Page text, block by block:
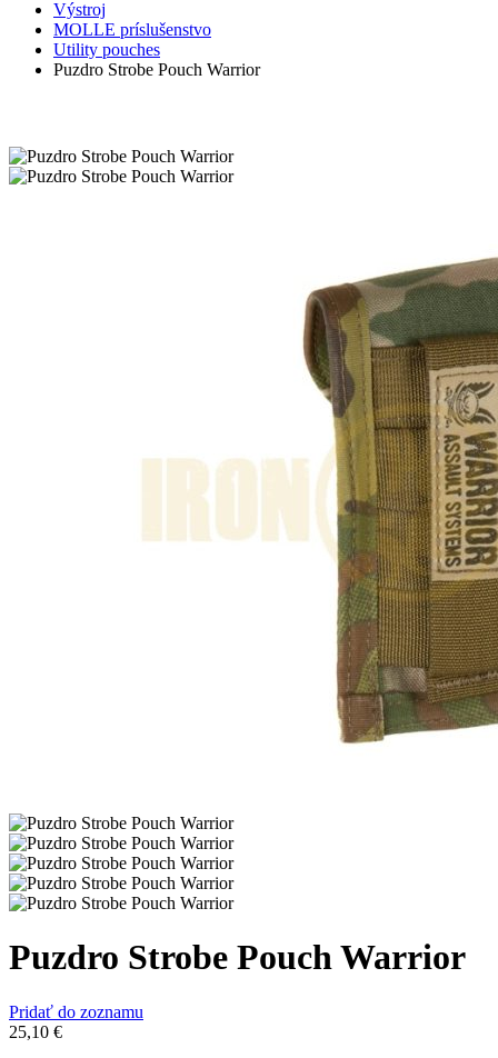
Výstroj
MOLLE príslušenstvo
Utility pouches
Puzdro Strobe Pouch Warrior
Puzdro Strobe Pouch Warrior
Pridať do zoznamu
25,10 €